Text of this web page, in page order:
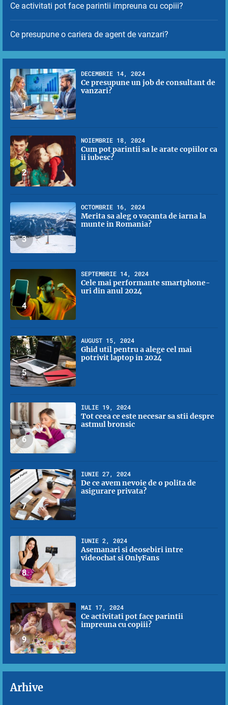
Ce activitati pot face parintii impreuna cu copiii?
Ce presupune o cariera de agent de vanzari?
1
DECEMBRIE 14, 2024
Ce presupune un job de consultant de
vanzari?
2
NOIEMBRIE 18, 2024
Cum pot parintii sa le arate copiilor ca
ii iubesc?
3
OCTOMBRIE 16, 2024
Merita sa aleg o vacanta de iarna la
munte in Romania?
4
SEPTEMBRIE 14, 2024
Cele mai performante smartphone-
uri din anul 2024
5
AUGUST 15, 2024
Ghid util pentru a alege cel mai
potrivit laptop in 2024
6
IULIE 19, 2024
Tot ceea ce este necesar sa stii despre
astmul bronsic
7
IUNIE 27, 2024
De ce avem nevoie de o polita de
asigurare privata?
8
IUNIE 2, 2024
Asemanari si deosebiri intre
videochat si OnlyFans
9
MAI 17, 2024
Ce activitati pot face parintii
impreuna cu copiii?
Arhive